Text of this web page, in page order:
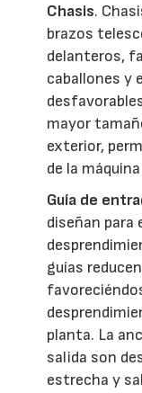
Chasis.
brazos
delanteros,
caballones y
mayor
exterior,
de la
Guía de
diseñan para
guías
planta. La
salida son
estrecha y